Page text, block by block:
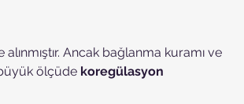
Ancak bağlanma kuramı ve
ölçüde koregülasyon